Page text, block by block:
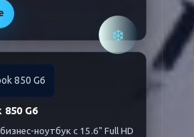
❄️
G6
ноутбук с 15.6" Full HD